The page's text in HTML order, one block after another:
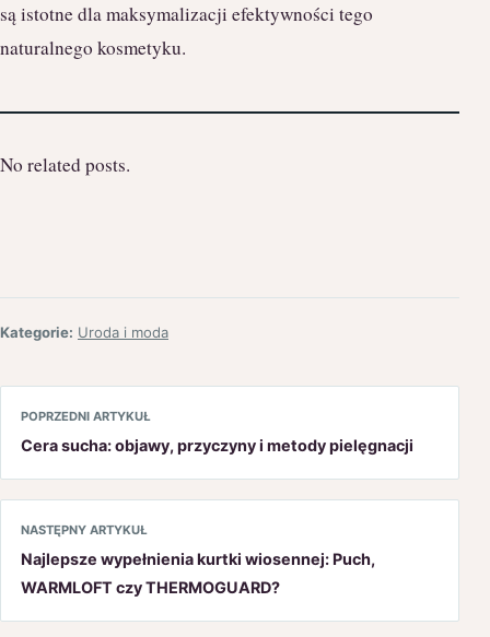
są istotne dla maksymalizacji efektywności tego
naturalnego kosmetyku.
No related posts.
Kategorie: Uroda i moda
POPRZEDNI ARTYKUŁ
Cera sucha: objawy, przyczyny i metody pielęgnacji
NASTĘPNY ARTYKUŁ
Najlepsze wypełnienia kurtki wiosennej: Puch,
WARMLOFT czy THERMOGUARD?